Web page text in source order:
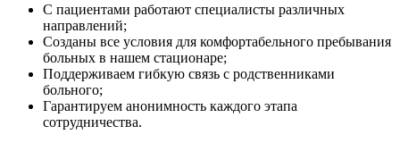
С пациентами работают специалисты различных
направлений;
Созданы все условия для комфортабельного пребывания
больных в нашем стационаре;
Поддерживаем гибкую связь с родственниками
больного;
Гарантируем анонимность каждого этапа
сотрудничества.